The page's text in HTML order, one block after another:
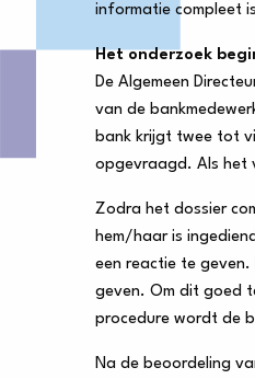
informatie compleet
Het onderzoek
De Algemeen
van de
bank krijgt twee tot
opgevraagd. Als het
Zodra het dossier
hem/haar is
een reactie te geven.
geven. Om dit goed
procedure wordt de
Na de beoordeling